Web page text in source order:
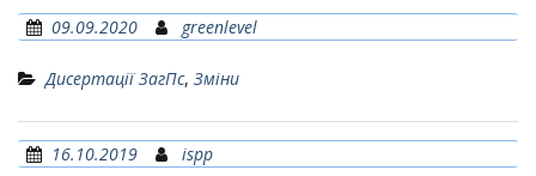
09.09.2020 greenlevel
Дисертації ЗагПс, Зміни
16.10.2019 ispp